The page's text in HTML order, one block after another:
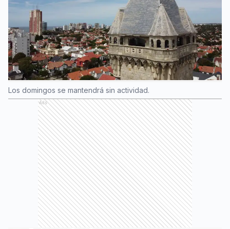
Los domingos se mantendrá sin actividad.
Ads